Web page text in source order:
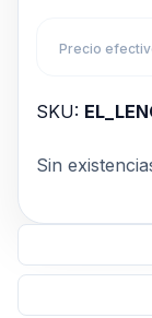
Precio
SKU:
Sin